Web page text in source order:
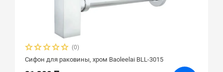
(0)
Сифон для раковины, хром Baoleelai BLL-3015